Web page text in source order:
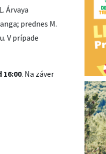
Árvaya
prednes M.
V prípade
16:00. Na záver